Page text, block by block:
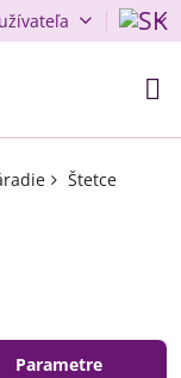
Štetce
Parametre